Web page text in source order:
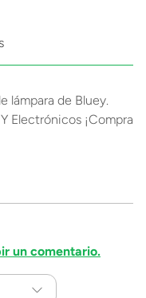
lámpara de Bluey.
Electrónicos ¡Compra
un comentario.